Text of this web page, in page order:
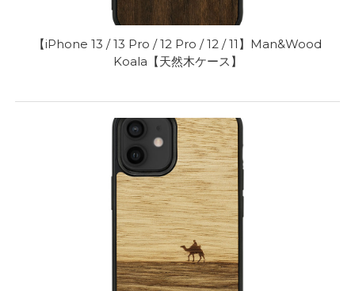
【iPhone 13 / 13 Pro / 12 Pro / 12 / 11】Man&Wood
Koala【天然木ケース】